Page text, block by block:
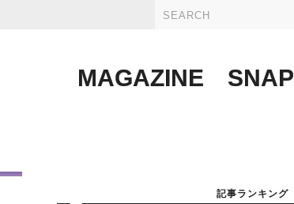
MAGAZINE SNAP
記事ランキング